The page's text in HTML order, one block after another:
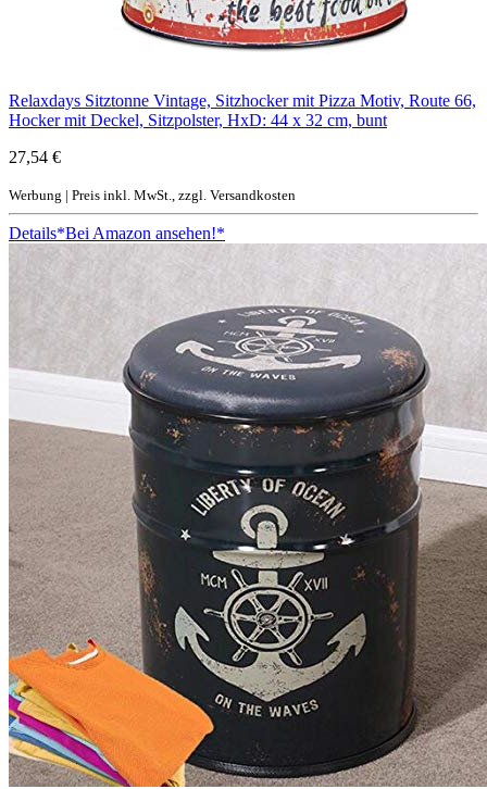
Relaxdays Sitztonne Vintage, Sitzhocker mit Pizza Motiv, Route 66,
Hocker mit Deckel, Sitzpolster, HxD: 44 x 32 cm, bunt
27,54 €
Werbung | Preis inkl. MwSt., zzgl. Versandkosten
Details*Bei Amazon ansehen!*